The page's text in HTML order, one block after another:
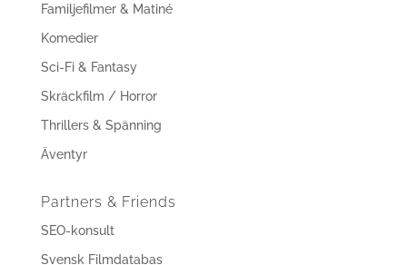
Familjefilmer & Matiné
Komedier
Sci-Fi & Fantasy
Skräckfilm / Horror
Thrillers & Spänning
Äventyr
Partners & Friends
SEO-konsult
Svensk Filmdatabas